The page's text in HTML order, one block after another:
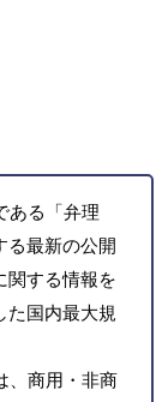
ある「弁理
る最新の公開
関する情報を
た国内最大規
、商用・非商